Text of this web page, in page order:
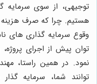
توجیهی، از سوی سرمایه
هستیم. چرا که صرف هزینه
وقوع سرمایه گذاری های
توان پیش از اجرای
نمود. در همین راستا،
توانند شما، سرمایه